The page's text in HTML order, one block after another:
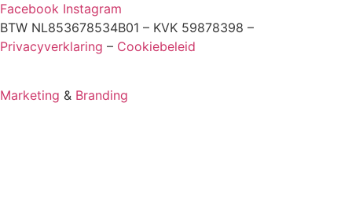
Facebook Instagram
BTW NL853678534B01 – KVK 59878398 –
Privacyverklaring – Cookiebeleid
Marketing & Branding